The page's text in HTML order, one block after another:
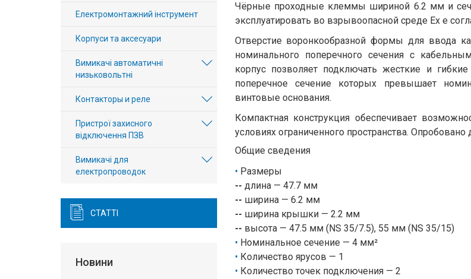
Чёрные проходные клеммы шириной 6.2 мм и
эксплуатировать во взрывоопасной среде Ex e
Отверстие воронкообразной формы для ввода
номинального поперечного сечения с
корпус позволяет подключать жесткие и
поперечное сечение которых превышает
винтовые основания.
Компактная конструкция обеспечивает
условиях ограниченного пространства.
Общие сведения
Размеры
-- длина — 47.7 мм
-- ширина — 6.2 мм
-- ширина крышки — 2.2 мм
-- высота — 47.5 мм (NS 35/7.5), 55 мм (NS 35/15)
Номинальное сечение — 4 мм²
Количество ярусов — 1
Количество точек подключения — 2
Електромонтажний інструмент
Корпуси та аксесуари
Вимикачі автоматичні
низьковольтні
Контакторы и реле
Пристрої захисного
відключення ПЗВ
Вимикачі для
електропроводок
СТАТТІ
Новини